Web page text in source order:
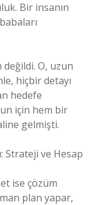
Bir insanın
O, uzun
hiçbir detayı
hedefe
için hem bir
gelmişti.
Strateji ve Hesap
ise çözüm
plan yapar,